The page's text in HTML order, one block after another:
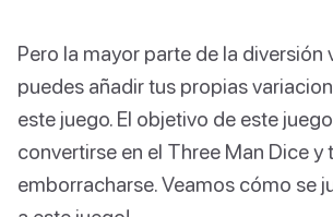
Pero la mayor parte de la diversión
puedes añadir tus propias
este juego. El objetivo de este
convertirse en el Three Man Dice y
emborracharse. Veamos cómo se